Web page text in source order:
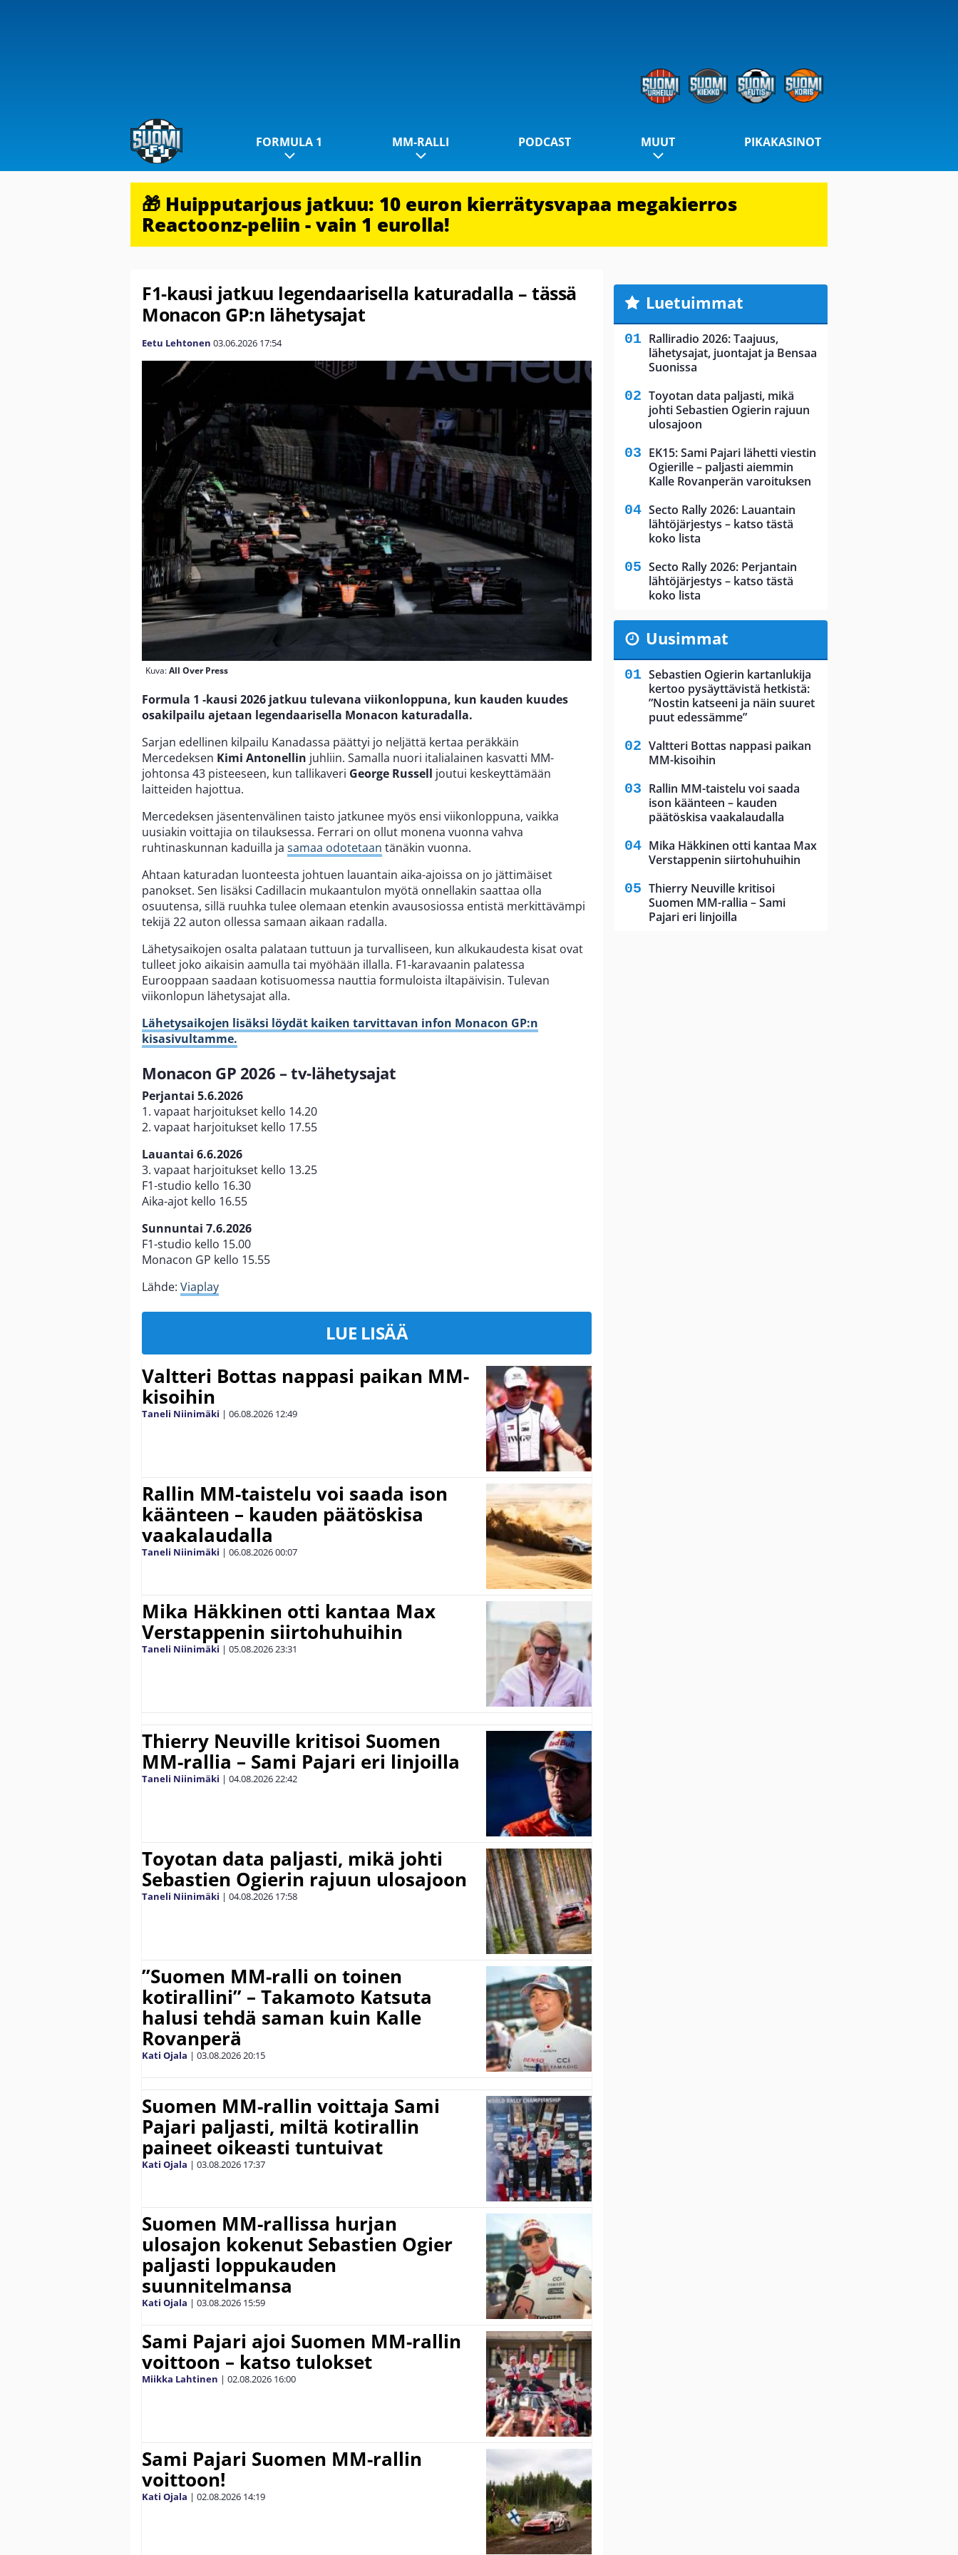
FORMULA 1 MM-RALLI PODCAST MUUT PIKAKASINOT
🎁 Huipputarjous jatkuu: 10 euron kierrätysvapaa megakierros
Reactoonz-peliin - vain 1 eurolla!
F1-kausi jatkuu legendaarisella katuradalla – tässä
Monacon GP:n lähetysajat
Eetu Lehtonen 03.06.2026 17:54
Kuva:All Over Press
Formula 1 -kausi 2026 jatkuu tulevana viikonloppuna, kun kauden kuudes
osakilpailu ajetaan legendaarisella Monacon katuradalla.
Sarjan edellinen kilpailu Kanadassa päättyi jo neljättä kertaa peräkkäin
Mercedeksen Kimi Antonellin juhliin. Samalla nuori italialainen kasvatti MM-
johtonsa 43 pisteeseen, kun tallikaveri George Russell joutui keskeyttämään
laitteiden hajottua.
Mercedeksen jäsentenvälinen taisto jatkunee myös ensi viikonloppuna, vaikka
uusiakin voittajia on tilauksessa. Ferrari on ollut monena vuonna vahva
ruhtinaskunnan kaduilla ja samaa odotetaan tänäkin vuonna.
Ahtaan katuradan luonteesta johtuen lauantain aika-ajoissa on jo jättimäiset
panokset. Sen lisäksi Cadillacin mukaantulon myötä onnellakin saattaa olla
osuutensa, sillä ruuhka tulee olemaan etenkin avausosiossa entistä merkittävämpi
tekijä 22 auton ollessa samaan aikaan radalla.
Lähetysaikojen osalta palataan tuttuun ja turvalliseen, kun alkukaudesta kisat ovat
tulleet joko aikaisin aamulla tai myöhään illalla. F1-karavaanin palatessa
Eurooppaan saadaan kotisuomessa nauttia formuloista iltapäivisin. Tulevan
viikonlopun lähetysajat alla.
Lähetysaikojen lisäksi löydät kaiken tarvittavan infon Monacon GP:n
kisasivultamme.
Monacon GP 2026 – tv-lähetysajat
Perjantai 5.6.2026
1. vapaat harjoitukset kello 14.20
2. vapaat harjoitukset kello 17.55
Lauantai 6.6.2026
3. vapaat harjoitukset kello 13.25
F1-studio kello 16.30
Aika-ajot kello 16.55
Sunnuntai 7.6.2026
F1-studio kello 15.00
Monacon GP kello 15.55
Lähde: Viaplay
LUE LISÄÄ
Valtteri Bottas nappasi paikan MM-
kisoihin
Taneli Niinimäki | 06.08.2026 12:49
Rallin MM-taistelu voi saada ison
käänteen – kauden päätöskisa
vaakalaudalla
Taneli Niinimäki | 06.08.202600:07
Mika Häkkinen otti kantaa Max
Verstappenin siirtohuhuihin
Taneli Niinimäki | 05.08.202623:31
Thierry Neuville kritisoi Suomen
MM-rallia – Sami Pajari eri linjoilla
Taneli Niinimäki | 04.08.202622:42
Toyotan data paljasti, mikä johti
Sebastien Ogierin rajuun ulosajoon
Taneli Niinimäki | 04.08.2026 17:58
”Suomen MM-ralli on toinen
kotirallini” – Takamoto Katsuta
halusi tehdä saman kuin Kalle
Rovanperä
Kati Ojala | 03.08.202620:15
Suomen MM-rallin voittaja Sami
Pajari paljasti, miltä kotirallin
paineet oikeasti tuntuivat
Kati Ojala | 03.08.2026 17:37
Suomen MM-rallissa hurjan
ulosajon kokenut Sebastien Ogier
paljasti loppukauden
suunnitelmansa
Kati Ojala | 03.08.2026 15:59
Sami Pajari ajoi Suomen MM-rallin
voittoon – katso tulokset
Miikka Lahtinen | 02.08.2026 16:00
Sami Pajari Suomen MM-rallin
voittoon!
Kati Ojala | 02.08.2026 14:19
Luetuimmat
Ralliradio 2026: Taajuus,
lähetysajat, juontajat ja Bensaa
Suonissa
Toyotan data paljasti, mikä
johti Sebastien Ogierin rajuun
ulosajoon
EK15: Sami Pajari lähetti viestin
Ogierille – paljasti aiemmin
Kalle Rovanperän varoituksen
Secto Rally 2026: Lauantain
lähtöjärjestys – katso tästä
koko lista
Secto Rally 2026: Perjantain
lähtöjärjestys – katso tästä
koko lista
Uusimmat
Sebastien Ogierin kartanlukija
kertoo pysäyttävistä hetkistä:
”Nostin katseeni ja näin suuret
puut edessämme”
Valtteri Bottas nappasi paikan
MM-kisoihin
Rallin MM-taistelu voi saada
ison käänteen – kauden
päätöskisa vaakalaudalla
Mika Häkkinen otti kantaa Max
Verstappenin siirtohuhuihin
Thierry Neuville kritisoi
Suomen MM-rallia – Sami
Pajari eri linjoilla